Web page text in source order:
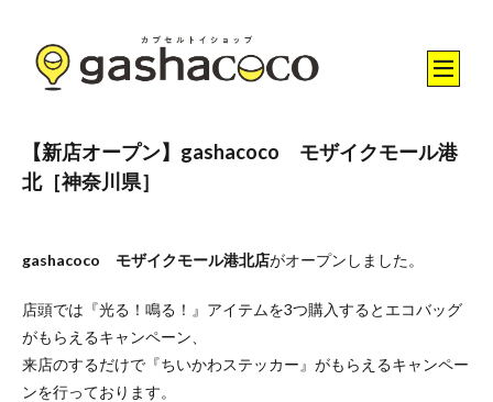
【新店オープン】gashacoco モザイクモール港
北［神奈川県］
gashacoco モザイクモール港北店がオープンしました。
店頭では『光る！鳴る！』アイテムを3つ購入するとエコバッグ
がもらえるキャンペーン、
来店のするだけで『ちいかわステッカー』がもらえるキャンペー
ンを行っております。